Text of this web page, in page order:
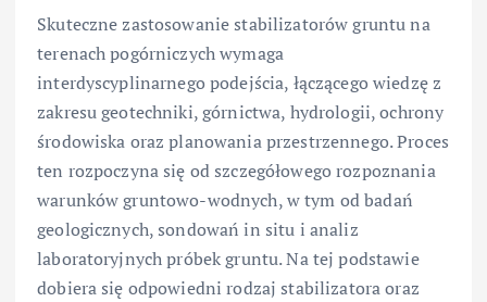
Skuteczne zastosowanie stabilizatorów gruntu na
terenach pogórniczych wymaga
interdyscyplinarnego podejścia, łączącego wiedzę z
zakresu geotechniki, górnictwa, hydrologii, ochrony
środowiska oraz planowania przestrzennego. Proces
ten rozpoczyna się od szczegółowego rozpoznania
warunków gruntowo-wodnych, w tym od badań
geologicznych, sondowań in situ i analiz
laboratoryjnych próbek gruntu. Na tej podstawie
dobiera się odpowiedni rodzaj stabilizatora oraz